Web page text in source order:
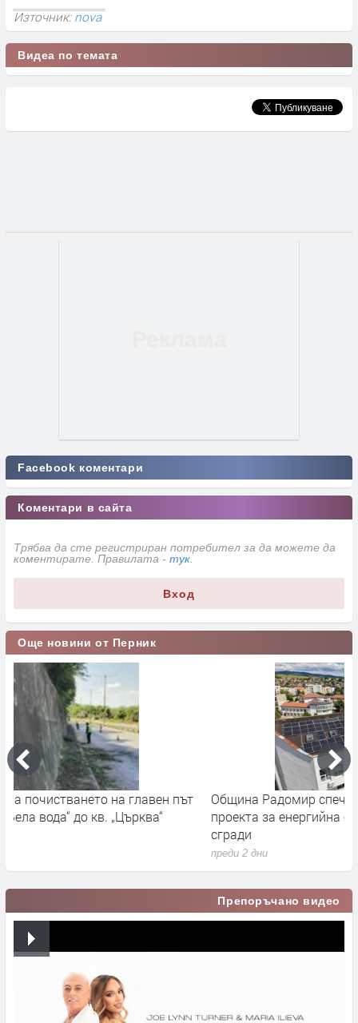
Източник:nova
Видеа по темата
Facebook коментари
Коментари в сайта
Трябва да сте регистриран потребител за да можете да
коментирате. Правилата - тук
Вход
Още новини от Перник
Община Радомир спечели финансиране за два нови
проекта за енергийна ефективност на обществени
Препоръчано видео